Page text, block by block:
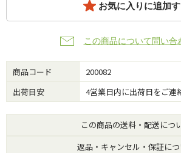
お気に入りに追加
この商品について問い合
商品コード
200082
出荷目安
4営業日内に出荷日をご連
この商品の送料・配送につ
返品・キャンセル・保証に